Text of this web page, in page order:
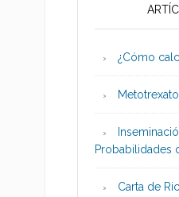
¿Cómo
Probabilidades
Carta de